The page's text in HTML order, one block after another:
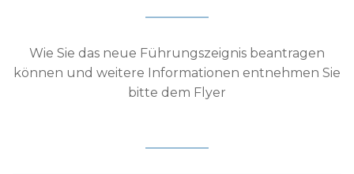
Wie Sie das neue Führungszeignis beantragen
können und weitere Informationen entnehmen Sie
bitte dem Flyer